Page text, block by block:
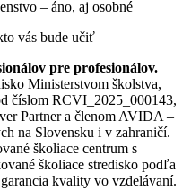
– áno, aj osobné
vás bude učiť
pre profesionálov.
Ministerstvom školstva,
číslom RCVI_2025_000143,
Partner a členom AVIDA –
na Slovensku i v zahraničí.​​​​​​​​​​​​​​​​
školiace centrum s
školiace stredisko podľa
kvality vo vzdelávaní.